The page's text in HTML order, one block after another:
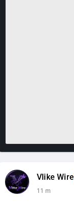
Vlike Wire
11 m